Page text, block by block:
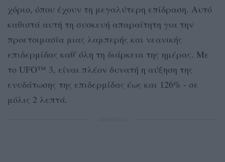
χόριο, όπου έχουν τη μεγαλύτερη επίδραση. Αυτό
καθιστά αυτή τη συσκευή απαραίτητη για την
προετοιμασία μιας λαμπερής και νεανικής
επιδερμίδας καθ' όλη τη διάρκεια της ημέρας. Με
το UFO™ 3, είναι πλέον δυνατή η αύξηση της
ενυδάτωσης της επιδερμίδας έως και 126% - σε
μόλις 2 λεπτά.